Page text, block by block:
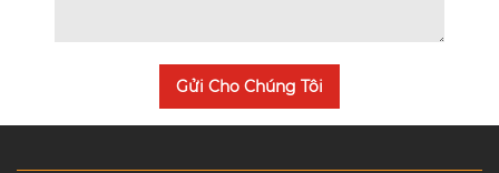
Gửi Cho Chúng Tôi